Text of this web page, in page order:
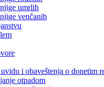
umrlih
venčanih
i obaveštenja o donetim
otpadom